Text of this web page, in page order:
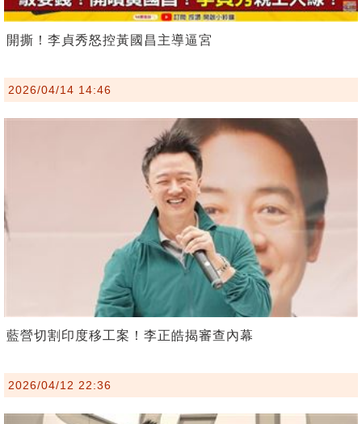
開撕！李貞秀怒控黃國昌主導逼宮
2026/04/14 14:46
藍營切割印度移工案！李正皓揭審查內幕
2026/04/12 22:36